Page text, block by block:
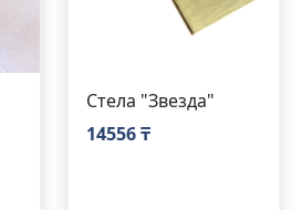
Стела "Звезда"
14556 ₸